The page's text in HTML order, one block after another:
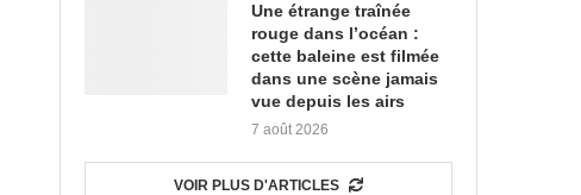
Une étrange traînée
rouge dans l’océan :
cette baleine est filmée
dans une scène jamais
vue depuis les airs
7 août 2026
VOIR PLUS D'ARTICLES